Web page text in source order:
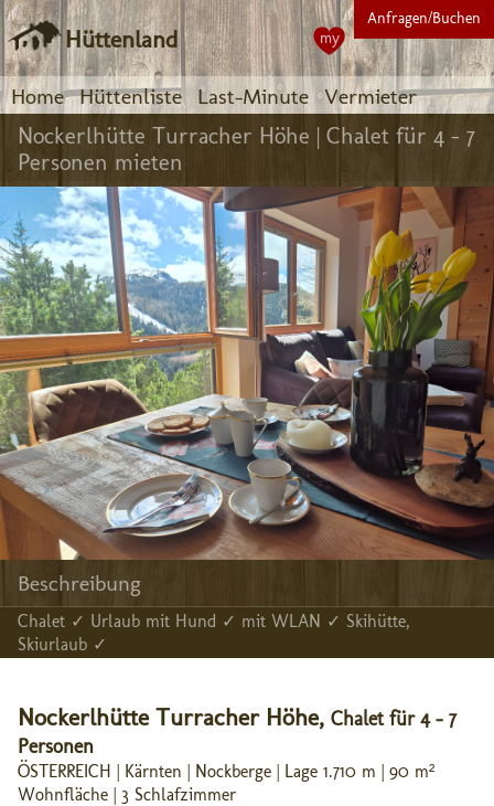
Hüttenland
Home Hüttenliste Last-Minute Vermieter
Anfragen/Buchen
my
Nockerlhütte Turracher Höhe | Chalet für 4 - 7
Personen mieten
Beschreibung
Chalet ✓ Urlaub mit Hund ✓ mit WLAN ✓ Skihütte,
Skiurlaub ✓
Nockerlhütte Turracher Höhe, Chalet für 4 - 7
Personen
ÖSTERREICH | Kärnten | Nockberge | Lage 1.710 m | 90 m²
Wohnfläche | 3 Schlafzimmer